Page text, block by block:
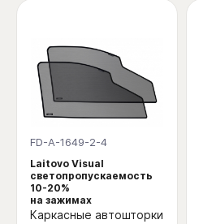
FD-A-1649-2-4
Laitovo Visual
светопропускаемость
10-20%
на зажимах
Каркасные автошторки